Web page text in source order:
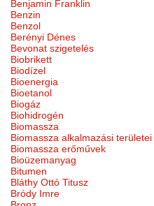
Benjamin Franklin
Benzin
Benzol
Berényi Dénes
Bevonat szigetelés
Biobrikett
Biodízel
Bioenergia
Bioetanol
Biogáz
Biohidrogén
Biomassza
Biomassza alkalmazási területei
Biomassza erőművek
Bioüzemanyag
Bitumen
Bláthy Ottó Titusz
Bródy Imre